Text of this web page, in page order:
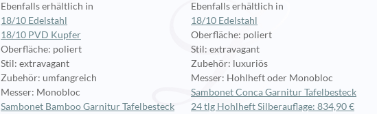
Ebenfalls erhältlich in
18/10 Edelstahl
18/10 PVD Kupfer
Oberfläche: poliert
Stil: extravagant
Zubehör: umfangreich
Messer: Monobloc
Sambonet Bamboo Garnitur Tafelbesteck
Ebenfalls erhältlich in
18/10 Edelstahl
Oberfläche: poliert
Stil: extravagant
Zubehör: luxuriös
Messer: Hohlheft oder Monobloc
Sambonet Conca Garnitur Tafelbesteck
24 tlg Hohlheft Silberauflage: 834,90 €